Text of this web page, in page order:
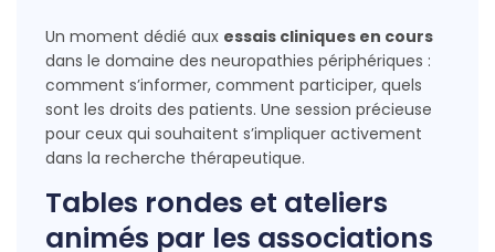
Un moment dédié aux essais cliniques en cours
dans le domaine des neuropathies périphériques :
comment s’informer, comment participer, quels
sont les droits des patients. Une session précieuse
pour ceux qui souhaitent s’impliquer activement
dans la recherche thérapeutique.
Tables rondes et ateliers
animés par les associations